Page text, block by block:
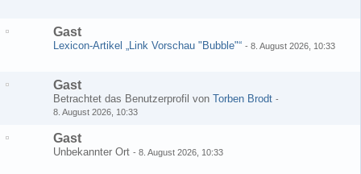
Gast
Lexicon-Artikel „Link Vorschau "Bubble"“ - 8. August 2026, 10:33
Gast
Betrachtet das Benutzerprofil von Torben Brodt -
8. August 2026, 10:33
Gast
Unbekannter Ort - 8. August 2026, 10:33